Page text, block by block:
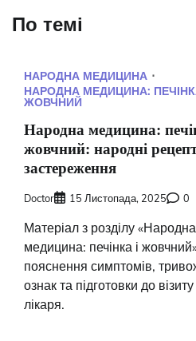
По темі
НАРОДНА МЕДИЦИНА
НАРОДНА МЕДИЦИНА:
ЖОВЧНИЙ
Народна медицина:
жовчний: народні
застереження
Doctor 15 Листопада, 2025 0
Матеріал з розділу «Народна
медицина: печінка і
пояснення симптомів,
ознак та підготовки до
лікаря.